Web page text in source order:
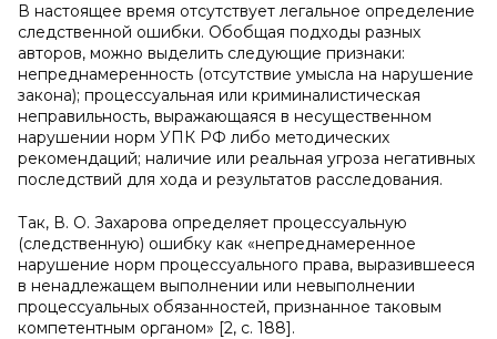
В настоящее время отсутствует легальное определение
следственной ошибки. Обобщая подходы разных
авторов, можно выделить следующие признаки:
непреднамеренность (отсутствие умысла на нарушение
закона); процессуальная или криминалистическая
неправильность, выражающаяся в несущественном
нарушении норм УПК РФ либо методических
рекомендаций; наличие или реальная угроза негативных
последствий для хода и результатов расследования.
Так, В. О. Захарова определяет процессуальную
(следственную) ошибку как «непреднамеренное
нарушение норм процессуального права, выразившееся
в ненадлежащем выполнении или невыполнении
процессуальных обязанностей, признанное таковым
компетентным органом» [2, с. 188].